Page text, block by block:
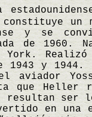
constituye un
y se
de 1960.
York.
1943 y
aviador
que Heller
resultan ser
en una